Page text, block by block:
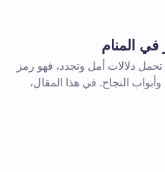
المنام
دلالات أمل وتجدد، فهو رمز
النجاح. في هذا المقال،